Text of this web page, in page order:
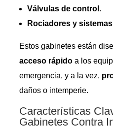
Válvulas de control .
Rociadores y
Estos gabinetes están
acceso rápidoa los
emergencia, y a la vez,
daños o intemperie.
Características
Gabinetes Contra